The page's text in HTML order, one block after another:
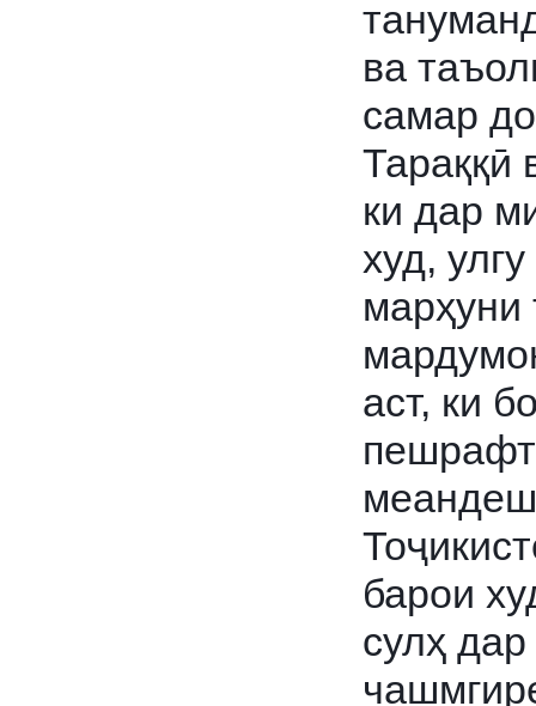
ва
самар
Тараққӣ
ки дар
худ,
марҳуни
аст, ки
барои
сулҳ